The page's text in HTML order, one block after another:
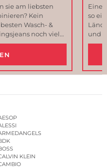
sie am liebsten
Kein
Wasch- &
noch viele
Eine
so
und
die
KLEIN